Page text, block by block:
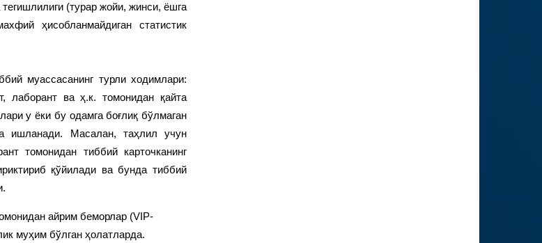
тегишлилиги (турар жойи, жинси, ёшга
ҳисобланмайдиган статистик
муассасанинг турли ходимлари:
лаборант ва ҳ.к. томонидан қайта
у ёки бу одамга боғлиқ бўлмаган
ишланади. Масалан, таҳлил учун
томонидан тиббий карточканинг
қўйилади ва бунда тиббий
айрим беморлар (VIP-
муҳим бўлган ҳолатларда.